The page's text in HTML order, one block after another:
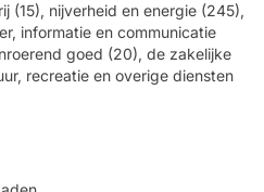
(15), nijverheid en energie (245),
informatie en communicatie
goed (20), de zakelijke
recreatie en overige diensten